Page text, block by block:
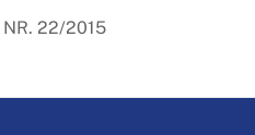
22/2015